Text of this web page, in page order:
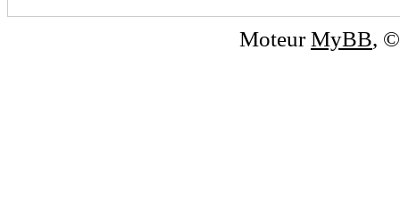
MoteurMyBB,